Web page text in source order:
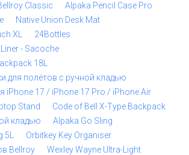
Classic
Alpaka Pencil Case Pro
Native Union Desk Mat
XL
24Bottles
- Sacoche
18L
для полётов с ручной кладью
iPhone 17 / iPhone 17 Pro / iPhone Air
Stand
Code of Bell X-Type Backpack
кладью
Alpaka Go Sling
Orbitkey Key Organiser
Bellroy
Wexley Wayne Ultra-Light